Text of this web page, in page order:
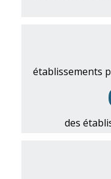
établissements
des